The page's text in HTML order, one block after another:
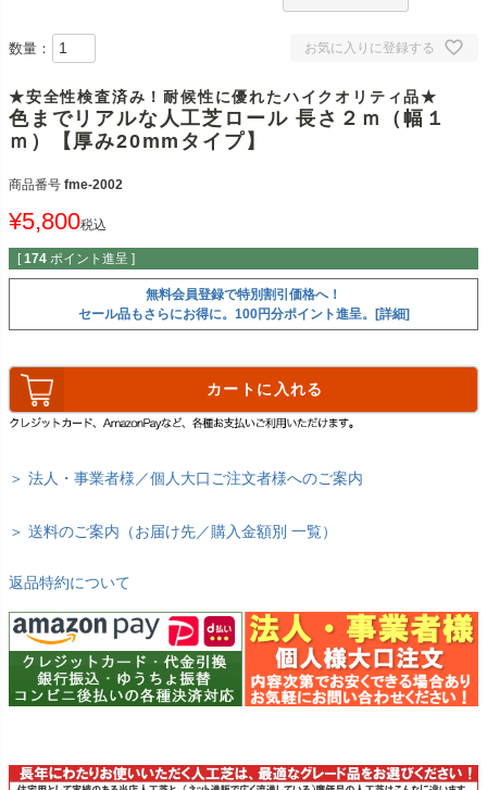
お気に入りに登録する
数量：
★安全性検査済み！耐候性に優れたハイクオリティ品★
色までリアルな人工芝ロール 長さ２ｍ（幅１
ｍ）【厚み20mmタイプ】
商品番号 fme-2002
¥5,800税込
[ 174 ポイント進呈 ]
無料会員登録で特別割引価格へ！
セール品もさらにお得に。100円分ポイント進呈。[詳細]
カートに入れる
＞ 法人・事業者様／個人大口ご注文者様へのご案内
＞ 送料のご案内（お届け先／購入金額別 一覧）
返品特約について